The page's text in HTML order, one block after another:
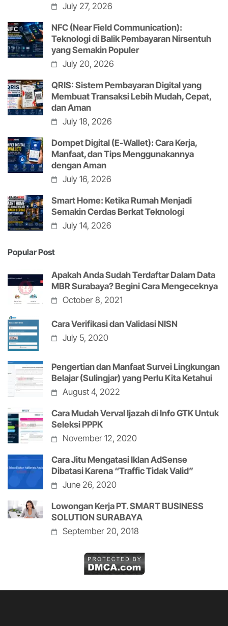
July 27, 2026
NFC (Near Field Communication):
Teknologi di Balik Pembayaran Nirsentuh
yang Semakin Populer
July 20, 2026
QRIS: Sistem Pembayaran Digital yang
Membuat Transaksi Lebih Mudah, Cepat,
dan Aman
July 18, 2026
Dompet Digital (E-Wallet): Cara Kerja,
Manfaat, dan Tips Menggunakannya
dengan Aman
July 16, 2026
Smart Home: Ketika Rumah Menjadi
Semakin Cerdas Berkat Teknologi
July 14, 2026
Popular Post
Apakah Anda Sudah Terdaftar Dalam Data
MBR Surabaya? Begini Cara Mengeceknya
October 8, 2021
Cara Verifikasi dan Validasi NISN
July 5, 2020
Pengertian dan Manfaat Survei Lingkungan
Belajar (Sulingjar) yang Perlu Kita Ketahui
August 4, 2022
Cara Mudah Verval Ijazah di Info GTK Untuk
Seleksi PPPK
November 12, 2020
Cara Jitu Mengatasi Iklan AdSense
Dibatasi Karena “Traffic Tidak Valid”
June 26, 2020
Lowongan Kerja PT. SMART BUSINESS
SOLUTION SURABAYA
September 20, 2018